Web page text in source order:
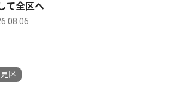
て全区へ
区